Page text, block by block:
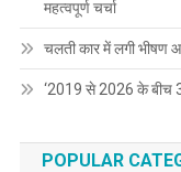
महत्वपूर्ण चर्चा
चलती कार में लगी
‘2019 से 2026 के बीच
POPULAR